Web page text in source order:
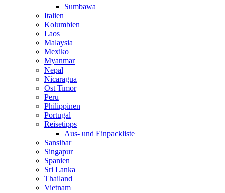
Sumbawa
Italien
Kolumbien
Laos
Malaysia
Mexiko
Myanmar
Nepal
Nicaragua
Ost Timor
Peru
Philippinen
Portugal
Reisetipps
Aus- und Einpackliste
Sansibar
Singapur
Spanien
Sri Lanka
Thailand
Vietnam